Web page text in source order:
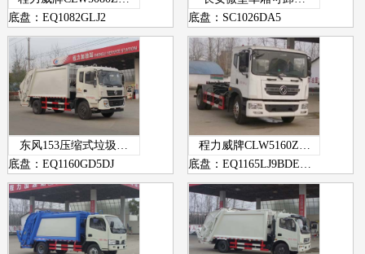
底盘：EQ1082GLJ2
底盘：SC1026DA5
东风153压缩式垃圾…
底盘：EQ1160GD5DJ
程力威牌CLW5160Z…
底盘：EQ1165LJ9BDE…